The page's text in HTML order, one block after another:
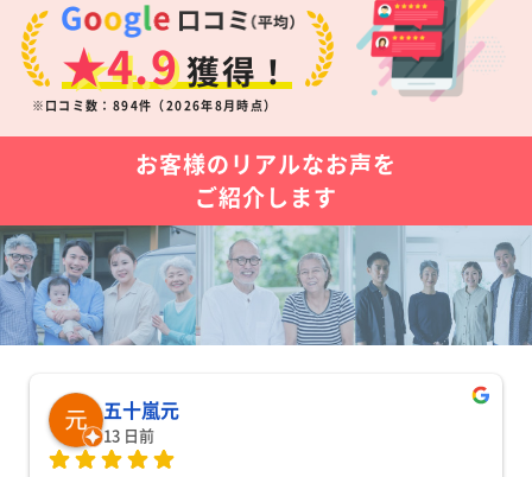
★4.9獲得！
※口コミ数：894件（2026年8月時点）
お客様のリアルなお声を
ご紹介します
五十嵐元
13 日前